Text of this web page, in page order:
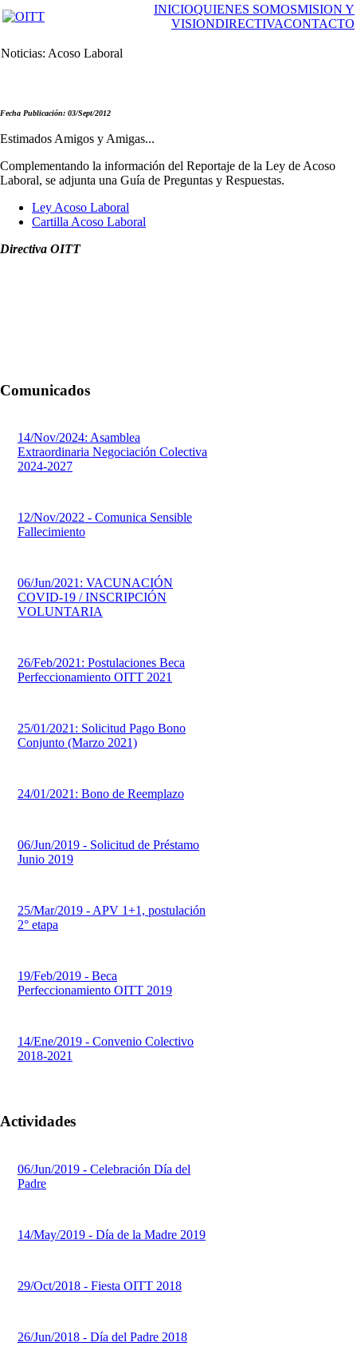
INICIOQUIENES SOMOSMISION Y
VISIONDIRECTIVACONTACTO
Noticias: Acoso Laboral
Fecha Publicación: 03/Sept/2012
Estimados Amigos y Amigas...
Complementando la información del Reportaje de la Ley de Acoso
Laboral, se adjunta una Guía de Preguntas y Respuestas.
Ley Acoso Laboral
Cartilla Acoso Laboral
Directiva OITT
Comunicados
14/Nov/2024: Asamblea
Extraordinaria Negociación Colectiva
2024-2027
12/Nov/2022 - Comunica Sensible
Fallecimiento
06/Jun/2021: VACUNACIÓN
COVID-19 / INSCRIPCIÓN
VOLUNTARIA
26/Feb/2021: Postulaciones Beca
Perfeccionamiento OITT 2021
25/01/2021: Solicitud Pago Bono
Conjunto (Marzo 2021)
24/01/2021: Bono de Reemplazo
06/Jun/2019 - Solicitud de Préstamo
Junio 2019
25/Mar/2019 - APV 1+1, postulación
2° etapa
19/Feb/2019 - Beca
Perfeccionamiento OITT 2019
14/Ene/2019 - Convenio Colectivo
2018-2021
Actividades
06/Jun/2019 - Celebración Día del
Padre
14/May/2019 - Día de la Madre 2019
29/Oct/2018 - Fiesta OITT 2018
26/Jun/2018 - Día del Padre 2018